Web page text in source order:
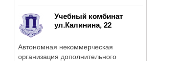
Учебный комбинат
ул.Калинина, 22
Автономная некоммерческая
организация дополнительного